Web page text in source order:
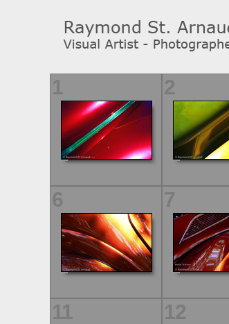
1 2
6 7
11 12